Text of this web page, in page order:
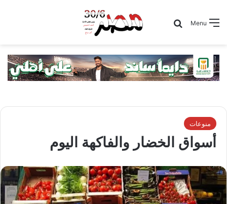
Menu
Search for
منوعات
أسواق الخضار والفاكهة اليوم